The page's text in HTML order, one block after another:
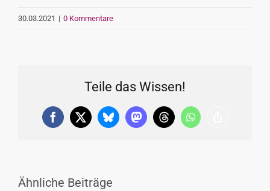
30.03.2021 | 0 Kommentare
Teile das Wissen!
Facebook
X BlueskyMastodonThreadsWhatsApp
Ähnliche Beiträge